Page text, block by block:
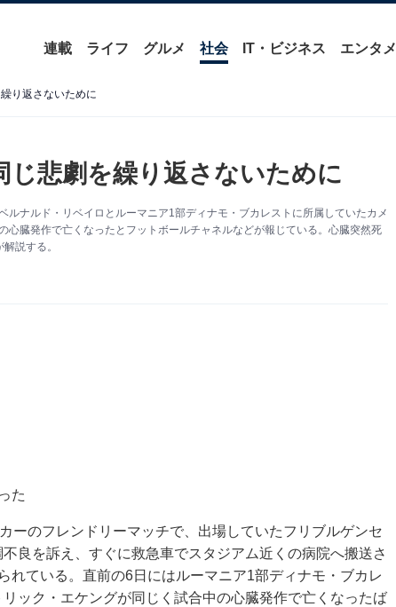
連載 ライフ グルメ 社会 IT・ビジネス エンタメ
り返さないために
じ悲劇を繰り返さないために
ルナルド・リベイロとルーマニア1部ディナモ・ブカレストに所属していたカメ
心臓発作で亡くなったとフットボールチャネルなどが報じている。心臓突然死
説する。
た
ーのフレンドリーマッチで、出場していたフリブルゲンセ
良を訴え、すぐに救急車でスタジアム近くの病院へ搬送さ
れている。直前の6日にはルーマニア1部ディナモ・ブカレ
ック・エケングが同じく試合中の心臓発作で亡くなったば